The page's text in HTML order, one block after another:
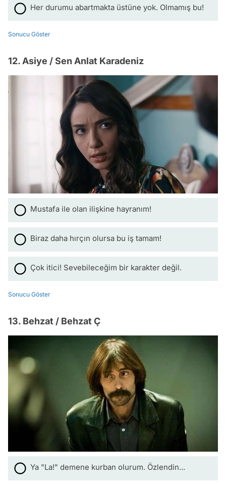
Her durumu abartmakta üstüne yok. Olmamış bu!
Sonucu Göster
12. Asiye / Sen Anlat Karadeniz
Mustafa ile olan ilişkine hayranım!
Biraz daha hırçın olursa bu iş tamam!
Çok itici! Sevebileceğim bir karakter değil.
Sonucu Göster
13. Behzat / Behzat Ç
Ya "La!" demene kurban olurum. Özlendin...